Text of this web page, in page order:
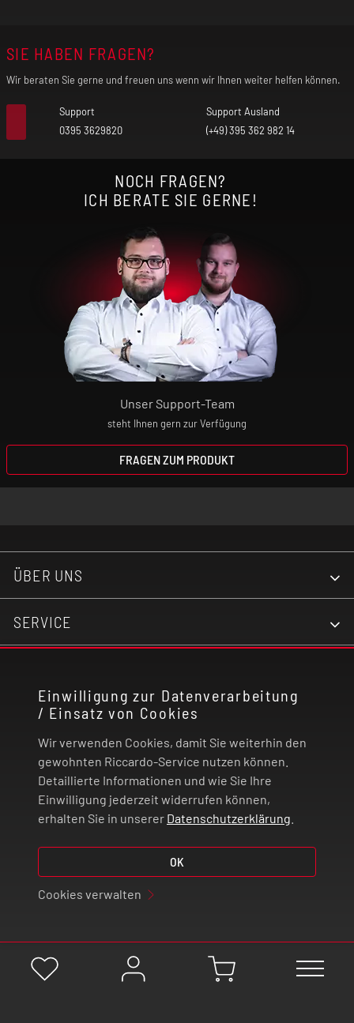
Einwilligung zur Datenverarbeitung
/ Einsatz von Cookies
Wir verwenden Cookies, damit Sie weiterhin den
gewohnten Riccardo-Service nutzen können.
Detaillierte Informationen und wie Sie Ihre
Einwilligung jederzeit widerrufen können,
erhalten Sie in unserer Datenschutzerklärung
OK
Cookies verwalten
SIE HABEN FRAGEN?
Wir beraten Sie gerne und freuen uns wenn wir Ihnen weiter helfen können.
Support
0395 3629820
Support Ausland
(+49) 395 362 982 14
NOCH FRAGEN?
ICH BERATE SIE GERNE!
Unser Support-Team
steht Ihnen gern zur Verfügung
FRAGEN ZUM PRODUKT
ÜBER UNS
SERVICE
RECHTLICHES
ZAHLUNG UND VERSAND
VERTRAG WIDERRUFEN
© 2026 | Riccardo Onlinestore GmbH